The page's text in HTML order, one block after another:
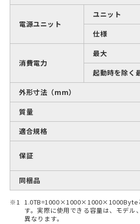
電源ユニット
ユニット
仕様
消費電力
最大
起動時を除く
外形寸法（mm）
質量
適合規格
保証
同梱品
1.0TB=1000×1000×1000×1000Byte
す。実際に使用できる容量は、モデル
異なります。